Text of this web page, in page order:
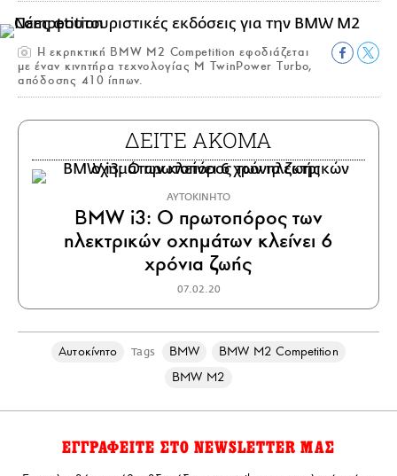
Η εκρηκτική BMW M2 Competition εφοδιάζεται
με έναν κινητήρα τεχνολογίας M TwinPower Turbo,
απόδοσης 410 ίππων.
ΔΕΙΤΕ ΑΚΟΜΑ
ΑΥΤΟΚΙΝΗΤΟ
BMW i3: Ο πρωτοπόρος των
ηλεκτρικών οχημάτων κλείνει 6
χρόνια ζωής
07.02.20
Αυτοκίνητο Tags BMW
BMW M2 Competition
BMW M2
ΕΓΓΡΑΦΕΙΤΕ ΣΤΟ NEWSLETTER ΜΑΣ